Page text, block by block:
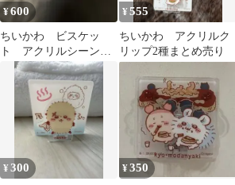
¥600
ちいかわ ビスケッ
ト アクリルシーンク
リップ くりまんじゅ
¥555
ちいかわ アクリルク
リップ2種まとめ売り
¥300 ¥350